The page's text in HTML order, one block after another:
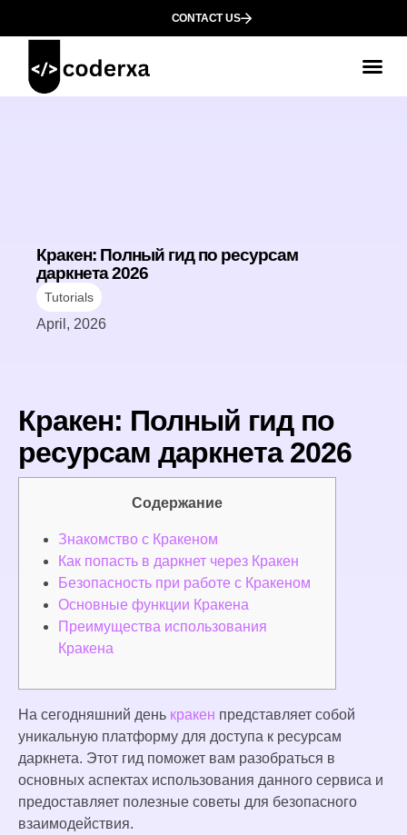
CONTACT US
Кракен: Полный гид по ресурсам
даркнета 2026
Tutorials
April, 2026
Кракен: Полный гид по
ресурсам даркнета 2026
Содержание
Знакомство с Кракеном
Как попасть в даркнет через Кракен
Безопасность при работе с Кракеном
Основные функции Кракена
Преимущества использования
Кракена
На сегодняшний день кракен представляет собой
уникальную платформу для доступа к ресурсам
даркнета. Этот гид поможет вам разобраться в
основных аспектах использования данного сервиса и
предоставляет полезные советы для безопасного
взаимодействия.